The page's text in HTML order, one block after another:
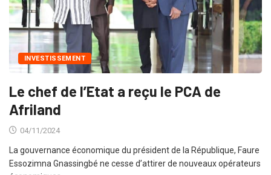
INVESTISSEMENT
Le chef de l’Etat a reçu le PCA de
Afriland
04/11/2024
La gouvernance économique du président de la République, Faure
Essozimna Gnassingbé ne cesse d’attirer de nouveaux opérateurs